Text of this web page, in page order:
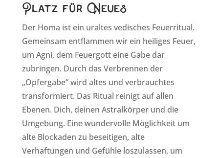
Platz für Neues
Der Homa ist ein uraltes vedisches Feuerritual.
Gemeinsam entflammen wir ein heiliges Feuer,
um Agni, dem Feuergott eine Gabe dar
zubringen. Durch das Verbrennen der
„Opfergabe“ wird altes und verbrauchtes
transformiert. Das Ritual reinigt auf allen
Ebenen. Dich, deinen Astralkörper und die
Umgebung. Eine wundervolle Möglichkeit um
alte Blockaden zu beseitigen, alte
Verhaftungen und Gefühle loszulassen, um